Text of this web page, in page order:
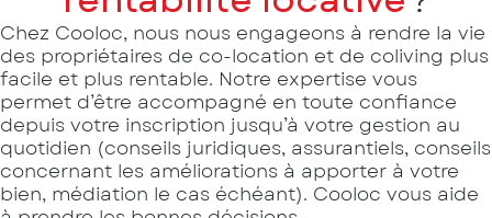
Chez Cooloc, nous nous engageons à rendre la vie
des propriétaires de co-location et de coliving plus
facile et plus rentable. Notre expertise vous
permet d’être accompagné en toute confiance
depuis votre inscription jusqu’à votre gestion au
quotidien (conseils juridiques, assurantiels, conseils
concernant les améliorations à apporter à votre
bien, médiation le cas échéant). Cooloc vous aide